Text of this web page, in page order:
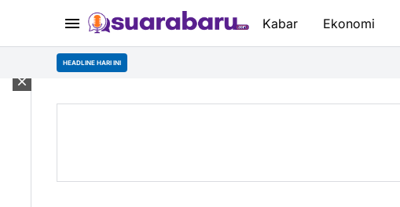
Kabar Ekonomi
HEADLINE HARI INI